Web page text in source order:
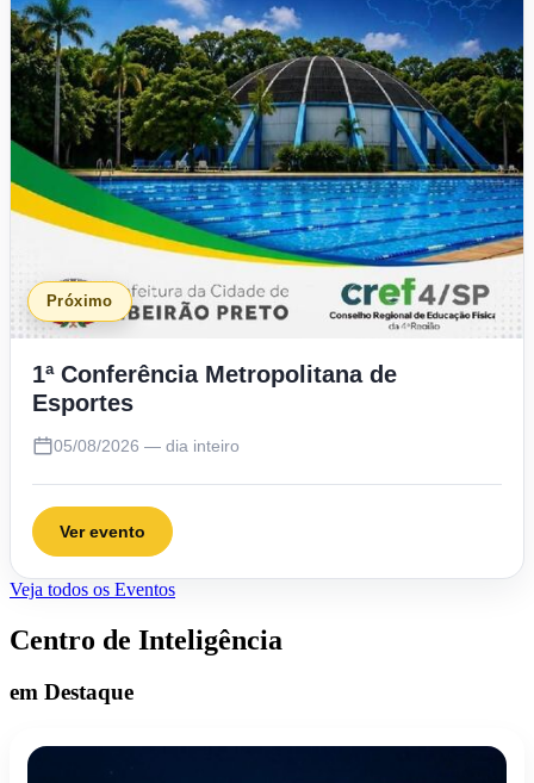
Próximo
1ª Conferência Metropolitana de
Esportes
05/08/2026 — dia inteiro
Ver evento
Veja todos os Eventos
Centro de Inteligência
em Destaque